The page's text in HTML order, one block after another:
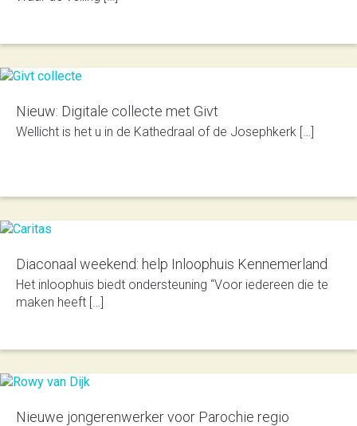
Nieuw: Digitale collecte met Givt
Wellicht is het u in de Kathedraal of de Josephkerk […]
Diaconaal weekend: help Inloophuis Kennemerland
Het inloophuis biedt ondersteuning “Voor iedereen die te
maken heeft […]
Nieuwe jongerenwerker voor Parochie regio